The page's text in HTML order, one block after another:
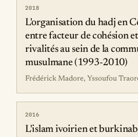
2018
L'organisation du hadj en
entre facteur de cohésion
rivalités au sein de la
musulmane (1993-2010)
Frédérick Madore, Yssoufou
2016
L'islam ivoirien et